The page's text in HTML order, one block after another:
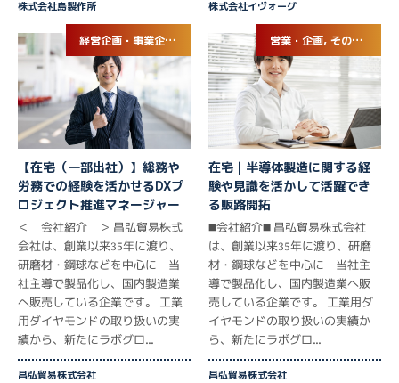
株式会社島製作所 株式会社イヴォーグ
経営企画・事業企画, 総務・人事・労務
【在宅（一部出社）】総務や
労務での経験を活かせるDXプ
ロジェクト推進マネージャー
＜ 会社紹介 ＞ 昌弘貿易株式
会社は、創業以来35年に渡り、
研磨材・鋼球などを中心に 当
社主導で製品化し、国内製造業
へ販売している企業です。 工業
用ダイヤモンドの取り扱いの実
績から、新たにラボグロ...
昌弘貿易株式会社
営業・企画, その他専門職
在宅｜半導体製造に関する経
験や見識を活かして活躍でき
る販路開拓
◼️会社紹介◼️ 昌弘貿易株式会社
は、創業以来35年に渡り、研磨
材・鋼球などを中心に 当社主
導で製品化し、国内製造業へ販
売している企業です。 工業用ダ
イヤモンドの取り扱いの実績か
ら、新たにラボグロ...
昌弘貿易株式会社